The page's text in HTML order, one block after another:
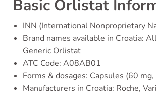
Basic Orlistat
INN (International Nonproprietary
Brand names available in Croatia:
Generic Orlistat
ATC Code: A08AB01
Forms & dosages: Capsules (60
Manufacturers in Croatia: Roche,